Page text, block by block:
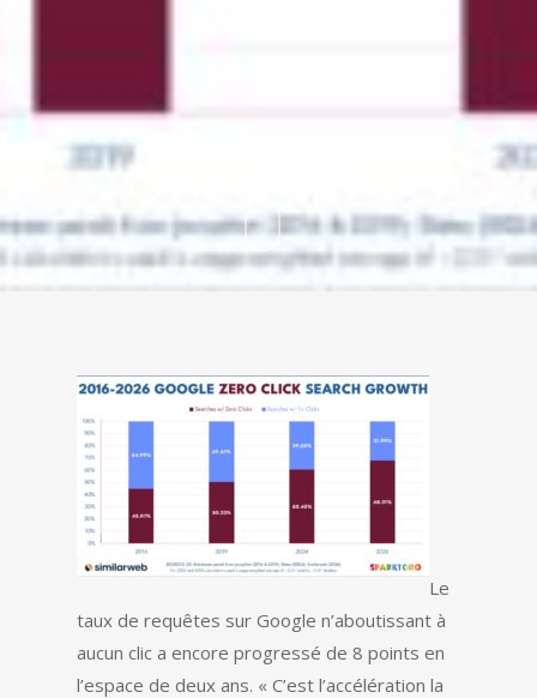
Le
taux de requêtes sur Google n’aboutissant à
aucun clic a encore progressé de 8 points en
l’espace de deux ans. « C’est l’accélération la